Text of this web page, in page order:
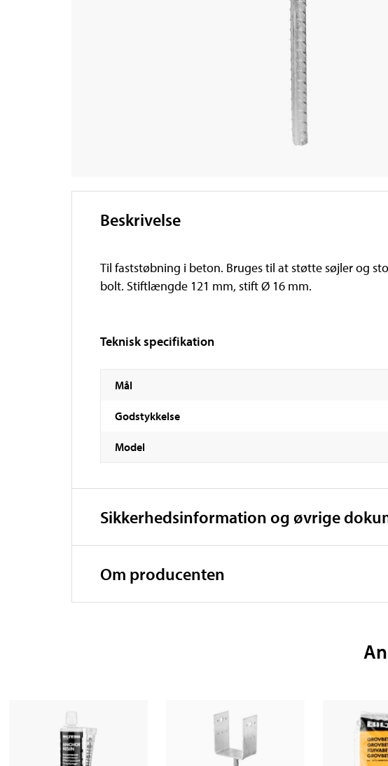
Beskrivelse
Til faststøbning i beton. Bruges til at støtte søjler og
bolt. Stiftlængde 121 mm, stift Ø 16 mm.
Teknisk specifikation
Mål
Godstykkelse
Model
Sikkerhedsinformation og øvrige
Om producenten